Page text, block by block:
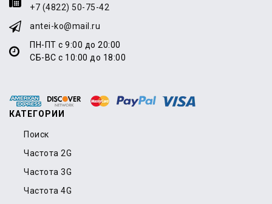
+7 (4822) 50-75-42
antei-ko@mail.ru
ПН-ПТ с 9:00 до 20:00
СБ-ВС с 10:00 до 18:00
КАТЕГОРИИ
Поиск
Частота 2G
Частота 3G
Частота 4G